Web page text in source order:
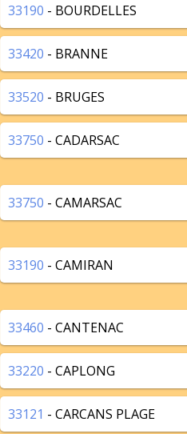
33190 - BOURDELLES
33420 - BRANNE
33520 - BRUGES
33750 - CADARSAC
33750 - CAMARSAC
33190 - CAMIRAN
33460 - CANTENAC
33220 - CAPLONG
33121 - CARCANS PLAGE